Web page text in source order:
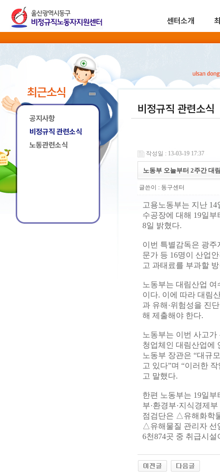
센터소개
최근소식
공지사항
비정규직 관련소식
노동관련소식
비정규직 관련소식
작성일 : 13-03-19 17:37
노동부 오늘부터 2주간 대
글쓴이 : 동구센터
고용노동부는 지난
수공장에 대해 19일
8일 밝혔다.
이번 특별감독은 광
문가 등 16명이 산업
고 과태료를 부과할
노동부는 대림산업
이다. 이에 따라 대림
과 유해·위험성을 진
해 제출해야 한다.
노동부는 이번 사고
청업체인 대림산업에
노동부 장관은 “대규
고 있다”며 “이러한
고 말했다.
한편 노동부는 19일
부·환경부·지식경제
점검단은 △유해화학
△유해물질 관리자 선
6천874곳 중 취급시